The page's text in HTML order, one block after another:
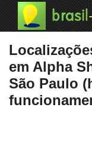
em Alpha
São Paulo